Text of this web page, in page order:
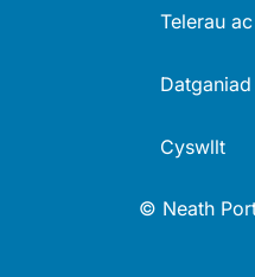
Telerau
Cyswllt
© Neath